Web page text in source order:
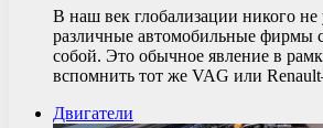
В наш век глобализации никого не
различные автомобильные фирмы
собой. Это обычное явление в
вспомнить тот же VAG или
Двигатели